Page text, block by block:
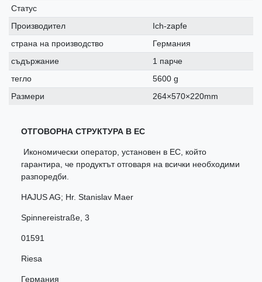
Статус
Производител
Ich-zapfe
страна на производство
Германия
съдържание
1 парче
тегло
5600 g
Размери
264×570×220mm
ОТГОВОРНА СТРУКТУРА В ЕС
Икономически оператор, установен в ЕС, който
гарантира, че продуктът отговаря на всички необходими
разпоредби.
HAJUS AG; Hr. Stanislav Maer
Spinnereistraße 3
01591
Riesa
Германия